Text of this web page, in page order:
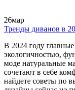
26мар
Тренды диванов в
В 2024 году
экологичностью,
моде натуральные
сочетают в себе
найдете советы по